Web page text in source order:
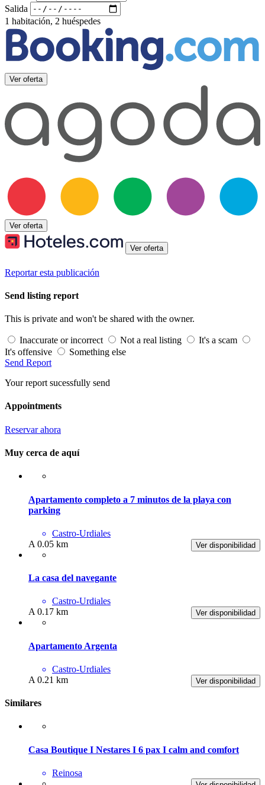
Salida
1 habitación, 2 huéspedes
Ver oferta
Ver oferta
Ver oferta
Reportar esta publicación
Send listing report
This is private and won't be shared with the owner.
Inaccurate or incorrect Not a real listing
It's a scam
It's offensive
Something else
Send Report
Your report sucessfully send
Appointments
Reservar ahora
Muy cerca de aquí
Apartamento completo a 7 minutos de la playa con
parking
Castro-Urdiales
Ver disponibilidad
A 0.05 km
La casa del navegante
Castro-Urdiales
Ver disponibilidad
A 0.17 km
Apartamento Argenta
Castro-Urdiales
Ver disponibilidad
A 0.21 km
Similares
Casa Boutique I Nestares I 6 pax I calm and comfort
Reinosa